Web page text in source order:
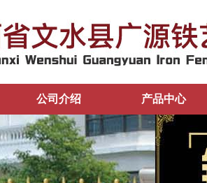
公司介绍 产品中心